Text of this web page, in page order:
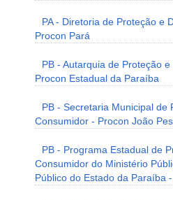
PA - Diretoria de Proteção e
Procon Pará
PB - Autarquia de Proteção
Procon Estadual da Paraíba
PB - Secretaria Municipal de
Consumidor - Procon João
PB - Programa Estadual de
Consumidor do Ministério
Público do Estado da Paraíba